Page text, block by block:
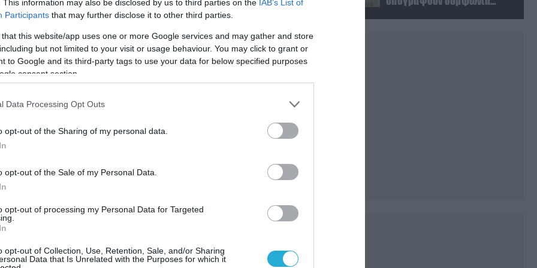
This information may also be disclosed by us to third parties on the IAB’s List of
Participants that may further disclose it to other third parties.
that this website/app uses one or more Google services and may gather and store
but not limited to your visit or usage behaviour. You may click to grant or
to Google and its third-party tags to use your data for below specified purposes
consent section.
Data Processing Opt Outs
opt-out of the Sharing of my personal data.
opt-out of the Sale of my Personal Data.
opt-out of processing my Personal Data for Targeted
opt-out of Collection, Use, Retention, Sale, and/or Sharing
Data that Is Unrelated with the Purposes for which it
τραυματίστηκαν πάνω από 90
και 40 άνδρες των δυνάμεων ασφαλείας.